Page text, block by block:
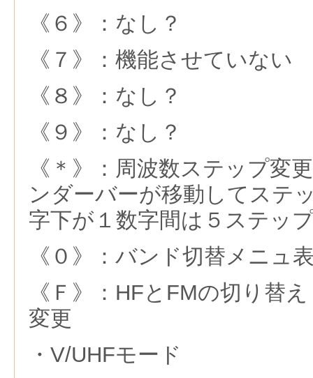
《６》：なし？
《７》：機能させていない
《８》：なし？
《９》：なし？
《＊》：周波数ステップ変
ンダーバーが移動してステ
字下が１数字間は５ステッ
《０》：バンド切替メニュ
《Ｆ》：HFとFMの切り替
変更
・V/UHFモード